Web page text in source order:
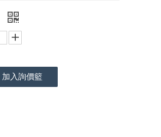
加入詢價籃